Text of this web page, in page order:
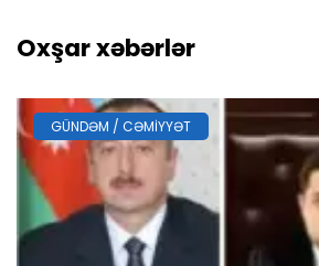
Oxşar xəbərlər
GÜNDƏM / CƏMIYYƏT